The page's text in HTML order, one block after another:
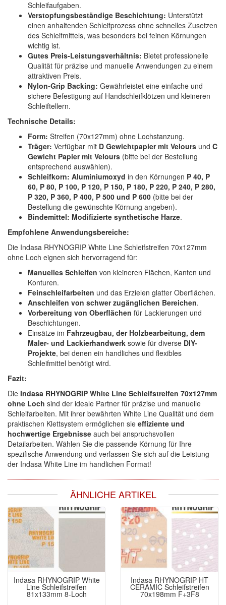
Schleifaufgaben.
Verstopfungsbeständige Beschichtung: Unterstützt
einen anhaltenden Schleifprozess ohne schnelles Zusetzen
des Schleifmittels, was besonders bei feinen Körnungen
wichtig ist.
Gutes Preis-Leistungsverhältnis: Bietet professionelle
Qualität für präzise und manuelle Anwendungen zu einem
attraktiven Preis.
Nylon-Grip Backing: Gewährleistet eine einfache und
sichere Befestigung auf Handschleifklötzen und kleineren
Schleiftellern.
Technische Details:
Form: Streifen (70x127mm) ohne Lochstanzung.
Träger: Verfügbar mit D Gewichtpapier mit Velours und C
Gewicht Papier mit Velours (bitte bei der Bestellung
entsprechend auswählen).
Schleifkorn: Aluminiumoxyd in den Körnungen P 40, P
60, P 80, P 100, P 120, P 150, P 180, P 220, P 240, P 280,
P 320, P 360, P 400, P 500 und P 600 (bitte bei der
Bestellung die gewünschte Körnung angeben).
Bindemittel: Modifizierte synthetische Harze.
Empfohlene Anwendungsbereiche:
Die Indasa RHYNOGRIP White Line Schleifstreifen 70x127mm
ohne Loch eignen sich hervorragend für:
Manuelles Schleifen von kleineren Flächen, Kanten und
Konturen.
Feinschleifarbeiten und das Erzielen glatter Oberflächen.
Anschleifen von schwer zugänglichen Bereichen.
Vorbereitung von Oberflächen für Lackierungen und
Beschichtungen.
Einsätze im Fahrzeugbau, der Holzbearbeitung, dem
Maler- und Lackierhandwerk sowie für diverse DIY-
Projekte, bei denen ein handliches und flexibles
Schleifmittel benötigt wird.
Fazit:
Die Indasa RHYNOGRIP White Line Schleifstreifen 70x127mm
ohne Loch sind der ideale Partner für präzise und manuelle
Schleifarbeiten. Mit ihrer bewährten White Line Qualität und dem
praktischen Klettsystem ermöglichen sie effiziente und
hochwertige Ergebnisse auch bei anspruchsvollen
Detailarbeiten. Wählen Sie die passende Körnung für Ihre
spezifische Anwendung und verlassen Sie sich auf die Leistung
der Indasa White Line im handlichen Format!
ÄHNLICHE ARTIKEL
Indasa RHYNOGRIP White
Line Schleifstreifen
81x133mm 8-Loch
Indasa RHYNOGRIP HT
CERAMIC Schleifstreifen
70x198mm F+3F8